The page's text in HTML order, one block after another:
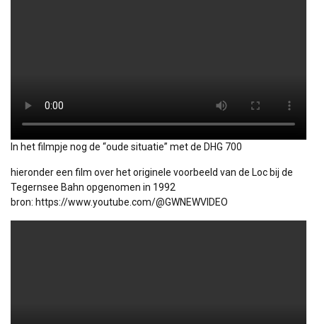
In het filmpje nog de “oude situatie” met de DHG 700
hieronder een film over het originele voorbeeld van de Loc bij de
Tegernsee Bahn opgenomen in 1992
bron: https://www.youtube.com/@GWNEWVIDEO